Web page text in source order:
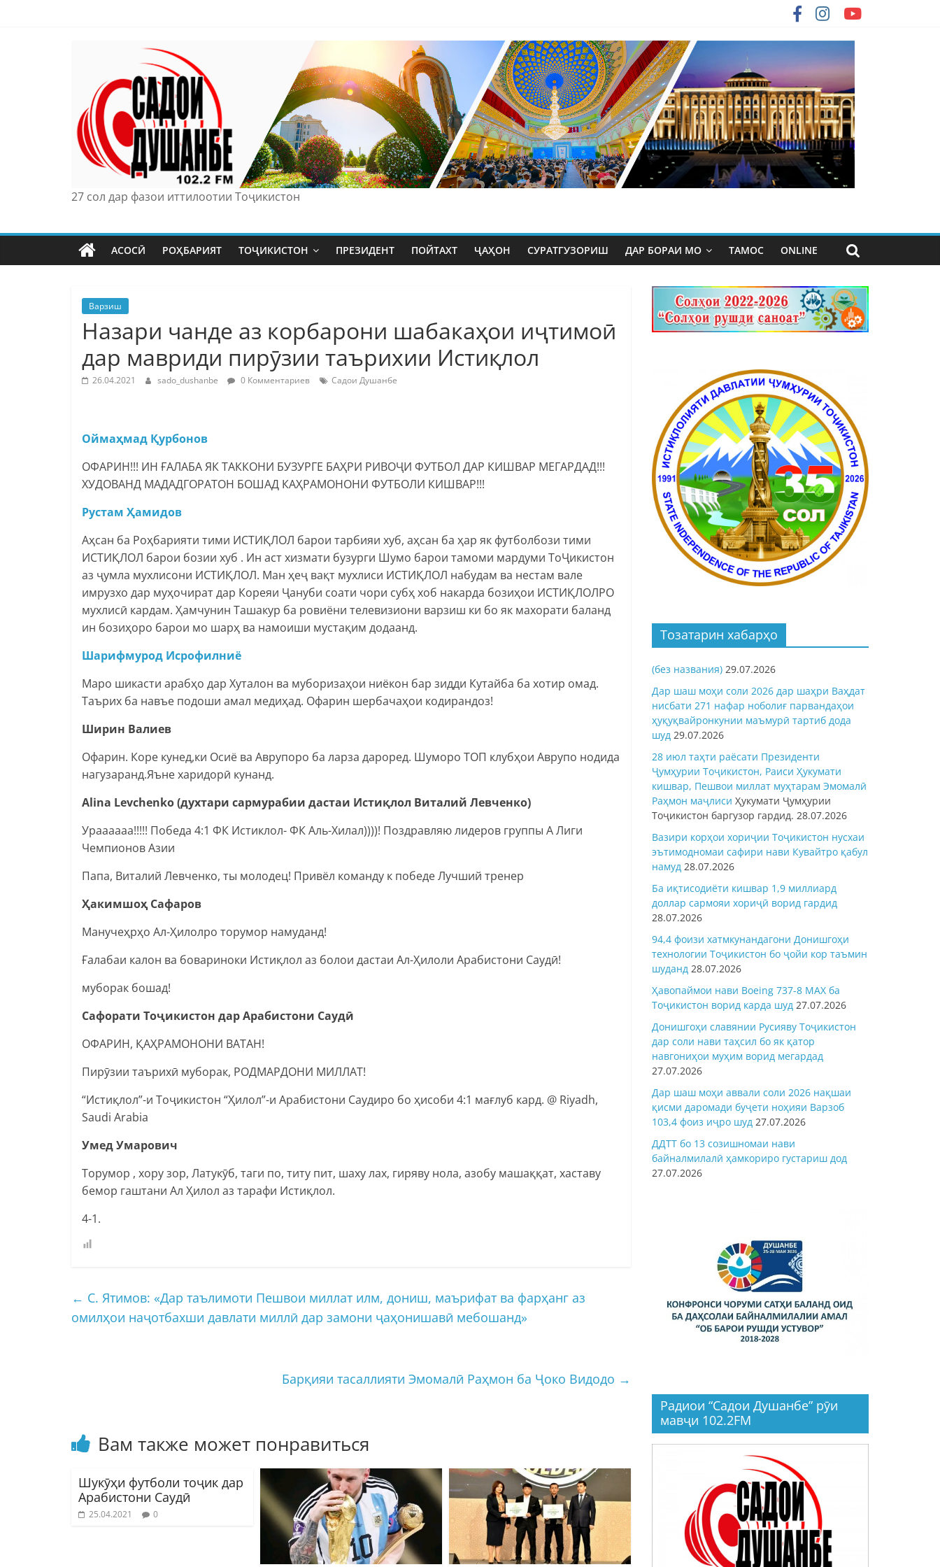
27 сол дар фазои иттилоотии Тоҷикистон
АСОСӢ РОҲБАРИЯТ ТОҶИКИСТОН ПРЕЗИДЕНТ ПОЙТАХТ ҶАҲОН СУРАТГУЗОРИШ ДАР БОРАИ МО ТАМОС ONLINE
Варзиш
Назари чанде аз корбарони шабакаҳои иҷтимоӣ
дар мавриди пирӯзии таърихии Истиқлол
26.04.2021 sado_dushanbe 0 Комментариев Садои Душанбе
Оймаҳмад Қурбонов
ОФАРИН!!! ИН ҒАЛАБА ЯК ТАККОНИ БУЗУРГЕ БАҲРИ РИВОҶИ ФУТБОЛ ДАР КИШВАР МЕГАРДАД!!!
ХУДОВАНД МАДАДГОРАТОН БОШАД КАҲРАМОНОНИ ФУТБОЛИ КИШВАР!!!
Рустам Ҳамидов
Аҳсан ба Роҳбарияти тими ИСТИҚЛОЛ барои тарбияи хуб, аҳсан ба ҳар як футболбози тими
ИСТИҚЛОЛ барои бозии хуб . Ин аст хизмати бузурги Шумо барои тамоми мардуми ТоҶикистон
аз ҷумла мухлисони ИСТИҚЛОЛ. Ман ҳеҷ вақт мухлиси ИСТИҚЛОЛ набудам ва нестам вале
имрузхо дар муҳочират дар Кореяи Ҷануби соати чори субҳ хоб накарда бозиҳои ИСТИҚЛОЛРО
мухлисӣ кардам. Ҳамчунин Ташакур ба ровиёни телевизиони варзиш ки бо як махорати баланд
ин бозиҳоро барои мо шарҳ ва намоиши мустақим додаанд.
Шарифмурод Исрофилниё
Маро шикасти арабҳо дар Хуталон ва муборизаҳои ниёкон бар зидди Кутайба ба хотир омад.
Таърих ба навъе подоши амал медиҳад. Офарин шербачаҳои кодирандоз!
Ширин Валиев
Офарин. Коре кунед,ки Осиё ва Аврупоро ба ларза дароред. Шуморо ТОП клубҳои Аврупо нодида
нагузаранд.Яъне харидорӣ кунанд.
Alina Levchenko (духтари сармурабии дастаи Истиқлол Виталий Левченко)
Ураааааа!!!!! Победа 4:1 ФК Истиклол- ФК Аль-Хилал))))! Поздравляю лидеров группы А Лиги
Чемпионов Азии
Папа, Виталий Левченко, ты молодец! Привёл команду к победе Лучший тренер
Ҳакимшоҳ Сафаров
Манучеҳрҳо Ал-Ҳилолро торумор намуданд!
Ғалабаи калон ва бовариноки Истиқлол аз болои дастаи Ал-Ҳилоли Арабистони Саудӣ!
муборак бошад!
Сафорати Тоҷикистон дар Арабистони Саудӣ
ОФАРИН, ҚАҲРАМОНОНИ ВАТАН!
Пирӯзии таърихӣ муборак, РОДМАРДОНИ МИЛЛАТ!
“Истиқлол”-и Тоҷикистон “Ҳилол”-и Арабистони Саудиро бо ҳисоби 4:1 мағлуб кард. @ Riyadh,
Saudi Arabia
Умед Умарович
Торумор , хору зор, Латукӯб, таги по, титу пит, шаху лах, гиряву нола, азобу машаққат, хаставу
бемор гаштани Ал Ҳилол аз тарафи Истиқлол.
4-1.
← С. Ятимов: «Дар таълимоти Пешвои миллат илм, дониш, маърифат ва фарҳанг аз
омилҳои наҷотбахши давлати миллӣ дар замони ҷаҳонишавӣ мебошанд»
Барқияи тасаллияти Эмомалӣ Раҳмон ба Ҷоко Видодо →
Вам также может понравиться
Шукӯҳи футболи тоҷик дар
Арабистони Саудӣ
25.04.2021 0
Тозатарин хабарҳо
(без названия) 29.07.2026
Дар шаш моҳи соли 2026 дар шаҳри Ваҳдат
нисбати 271 нафар ноболиғ парвандаҳои
ҳуқуқвайронкунии маъмурӣ тартиб дода
шуд 29.07.2026
28 июл таҳти раёсати Президенти
Ҷумҳурии Тоҷикистон, Раиси Ҳукумати
кишвар, Пешвои миллат муҳтарам Эмомалӣ
Раҳмон маҷлиси Ҳукумати Ҷумҳурии
Тоҷикистон баргузор гардид. 28.07.2026
Вазири корҳои хориҷии Тоҷикистон нусхаи
эътимодномаи сафири нави Кувайтро қабул
намуд 28.07.2026
Ба иқтисодиёти кишвар 1,9 миллиард
доллар сармояи хориҷӣ ворид гардид
28.07.2026
94,4 фоизи хатмкунандагони Донишгоҳи
технологии Тоҷикистон бо ҷойи кор таъмин
шуданд 28.07.2026
Ҳавопаймои нави Boeing 737-8 MAX ба
Тоҷикистон ворид карда шуд 27.07.2026
Донишгоҳи славянии Русияву Тоҷикистон
дар соли нави таҳсил бо як қатор
навгониҳои муҳим ворид мегардад
27.07.2026
Дар шаш моҳи аввали соли 2026 нақшаи
қисми даромади буҷети ноҳияи Варзоб
103,4 фоиз иҷро шуд 27.07.2026
ДДТТ бо 13 созишномаи нави
байналмилалӣ ҳамкориро густариш дод
27.07.2026
Радиои “Садои Душанбе” рӯи
мавҷи 102.2FM